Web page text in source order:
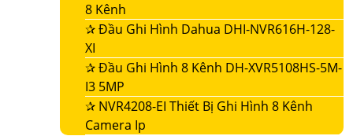
8 Kênh
✰Đầu Ghi Hình Dahua DHI-NVR616H-128-
XI
✰Đầu Ghi Hình 8 Kênh DH-XVR5108HS-5M-
I3 5MP
✰ NVR4208-EI Thiết Bị Ghi Hình 8 Kênh
Camera Ip